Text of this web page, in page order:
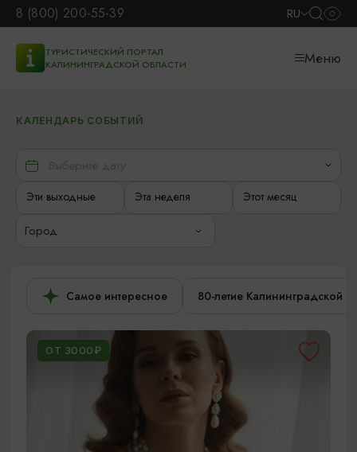
8 (800) 200-55-39 RU
ТУРИСТИЧЕСКИЙ ПОРТАЛ
КАЛИНИНГРАДСКОЙ ОБЛАСТИ
Меню
КАЛЕНДАРЬ СОБЫТИЙ
Эти выходные Эта неделя Этот месяц
Город
Самое интересное 80-летие Калининградской
ОТ 3000₽